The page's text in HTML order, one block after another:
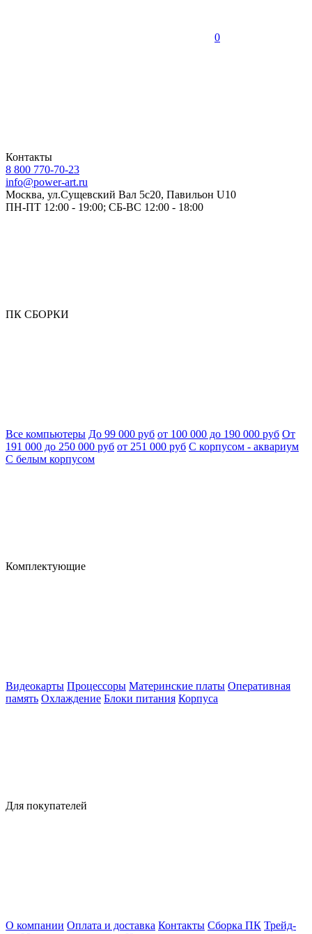
0
Контакты
8 800 770-70-23
info@power-art.ru
Москва, ул.Сущевский Вал 5с20, Павильон U10
ПН-ПТ 12:00 - 19:00; СБ-ВС 12:00 - 18:00
ПК СБОРКИ
Все компьютеры До 99 000 руб от 100 000 до 190 000 руб От
191 000 до 250 000 руб от 251 000 руб С корпусом - аквариум
С белым корпусом
Комплектующие
Видеокарты Процессоры Материнские платы Оперативная
память Охлаждение Блоки питания Корпуса
Для покупателей
О компании Оплата и доставка Контакты Сборка ПК Трейд-